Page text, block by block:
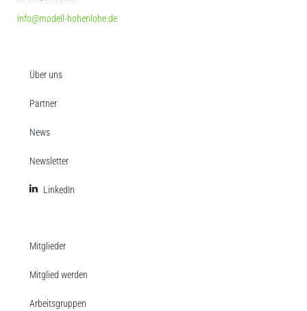
info@modell-hohenlohe.de
Über uns
Partner
News
Newsletter
LinkedIn
Mitglieder
Mitglied werden
Arbeitsgruppen